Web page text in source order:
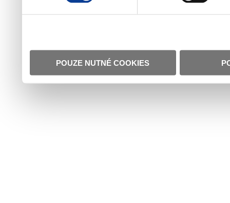
POUZE NUTNÉ COOKIES